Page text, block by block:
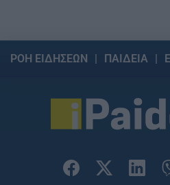
ΡΟΗ ΕΙΔΗΣΕΩΝ ΠΑΙΔΕΙΑ